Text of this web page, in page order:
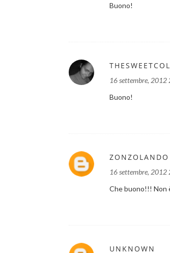
Buono!
16 settembre, 2012
Buono!
ZONZOLANDO
16 settembre, 2012
Che buono!!! Non
UNKNOWN